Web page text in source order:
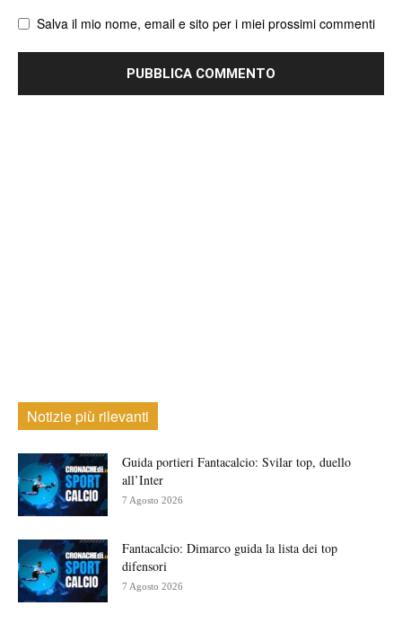
Salva il mio nome, email e sito per i miei prossimi commenti
Notizie più rilevanti
Guida portieri Fantacalcio: Svilar top, duello
all’Inter
7 Agosto 2026
Fantacalcio: Dimarco guida la lista dei top
difensori
7 Agosto 2026